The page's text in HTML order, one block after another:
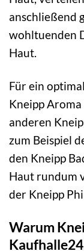
anschließend
wohltuenden
Haut.
Für ein
Kneipp
anderen
zum Beispiel
den Kneipp
Haut rundum
der Kneipp
Warum